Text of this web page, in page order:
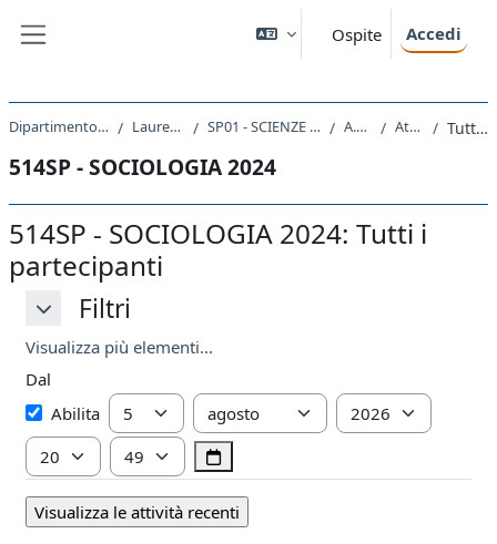
Ospite Accedi
Dipartimento di Scienze Politiche e Sociali Laurea triennale (DM270) SP01 - SCIENZE INTERNAZIONALI E DIPLOMATICHE A.A. 2024 - 2025 Attività recente Tutti i partecipanti
514SP - SOCIOLOGIA 2024
514SP - SOCIOLOGIA 2024: Tutti i
partecipanti
Filtri
Filtri Filtri
Visualizza più elementi...
Dal
DalAbilita Giorno Mese
Anno
Ora
Minuto